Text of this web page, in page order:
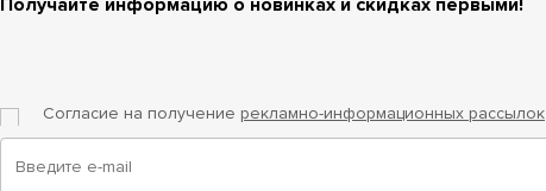
Получайте информацию о новинках и скидках первыми!
Согласие на получение рекламно-информационных рассылок